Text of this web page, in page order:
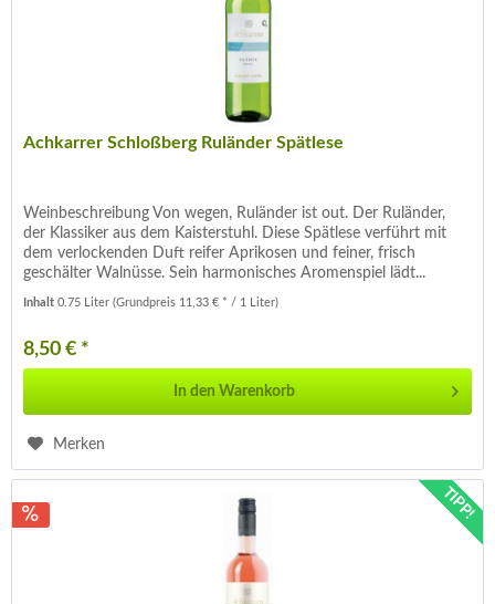
Achkarrer Schloßberg Ruländer Spätlese
Weinbeschreibung Von wegen, Ruländer ist out. Der Ruländer,
der Klassiker aus dem Kaisterstuhl. Diese Spätlese verführt mit
dem verlockenden Duft reifer Aprikosen und feiner, frisch
geschälter Walnüsse. Sein harmonisches Aromenspiel lädt...
Inhalt0.75 Liter(Grundpreis 11,33 € * / 1 Liter)
8,50 € *
In den Warenkorb
Merken
TIPP!